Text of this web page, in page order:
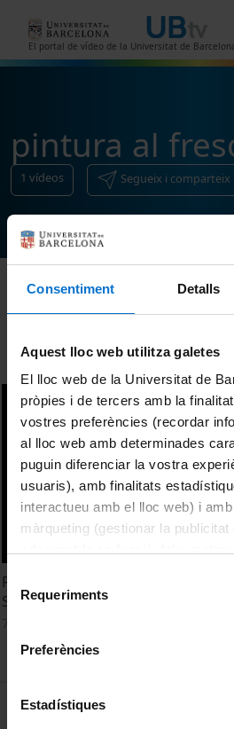
Consentiment Detalls
Aquest lloc web utilitza galetes
El lloc web de la Universitat de
pròpies i de tercers amb la
vostres preferències (recordar
al lloc web amb determinades
puguin diferenciar la vostra
usuaris), amb finalitats
interactueu amb el lloc web) i
màrqueting (gestionar la publicitat
consultar laPolítica de galetes
Selecció
de Requeriments
Preferències
Estadístiques
El portal de vídeo de la Universitat de
pintura al
1 vídeos Segueix i comparteix
Ordenar
Restauració d'un tremp i un fresc
Savassona i Palau Palmerola